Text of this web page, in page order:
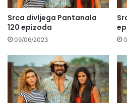
Srca divljega Pantanala
120 epizoda
09/06/2023